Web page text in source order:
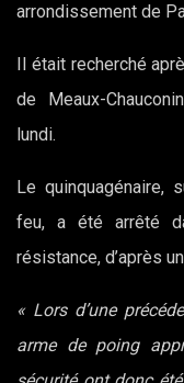
arrondissement de
Il était recherché
de Meaux-
lundi.
Le quinquagénaire,
feu, a été arrêté
résistance, d’après
« Lors d’une
arme de poing